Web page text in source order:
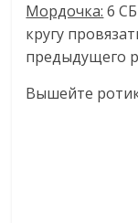
Мордочка: 6
кругу
предыдущего
Вышейте